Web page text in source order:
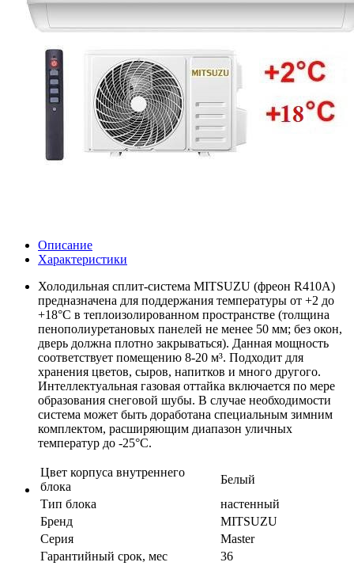
Описание
Характеристики
Холодильная сплит-система MITSUZU (фреон R410A)
предназначена для поддержания температуры от +2 до
+18°C в теплоизолированном пространстве (толщина
пенополиуретановых панелей не менее 50 мм; без окон,
дверь должна плотно закрываться). Данная мощность
соответствует помещению 8-20 м³. Подходит для
хранения цветов, сыров, напитков и много другого.
Интеллектуальная газовая оттайка включается по мере
образования снеговой шубы. В случае необходимости
система может быть доработана специальным зимним
комплектом, расширяющим диапазон уличных
температур до -25°С.
Цвет корпуса внутреннего
блока
Белый
Тип блока
настенный
Бренд
MITSUZU
Серия
Master
Гарантийный срок, мес
36